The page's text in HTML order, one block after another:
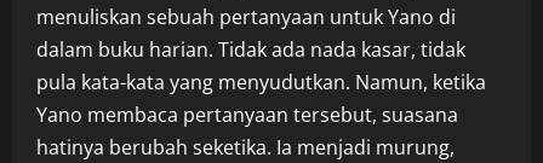
menuliskan sebuah pertanyaan untuk Yano di
dalam buku harian. Tidak ada nada kasar, tidak
pula kata-kata yang menyudutkan. Namun, ketika
Yano membaca pertanyaan tersebut, suasana
hatinya berubah seketika. Ia menjadi murung,